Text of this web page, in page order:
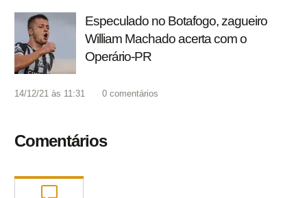
Especulado no Botafogo, zagueiro
William Machado acerta com o
Operário-PR
14/12/21 às 11:31 0 comentários
Comentários